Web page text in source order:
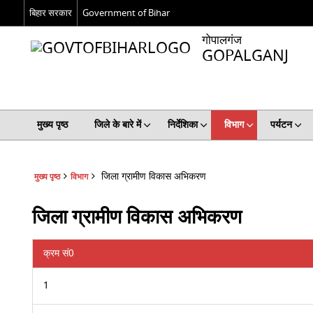
बिहार सरकार Government of Bihar
गोपालगंज
GOPALGANJ
मुख्य पृष्ठ जिले के बारे में निर्देशिका विभाग पर्यटन
मुख्य पृष्ठ विभाग जिला ग्रामीण विकास अभिकरण
जिला ग्रामीण विकास अभिकरण
क्रम सं0
1